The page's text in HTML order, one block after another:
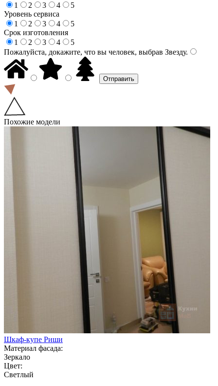
1
2 3 4
5
Уровень сервиса
1
2 3 4
5
Срок изготовления
1
2 3 4
5
Пожалуйста, докажите, что вы человек, выбрав Звезду.
Похожие модели
Шкаф-купе Риши
Материал фасада:
Зеркало
Цвет:
Светлый